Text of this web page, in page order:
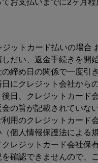
お支払いまでに2ヶ月
ジットカード払いの場合
しだい、返金手続きを開
の締め日の関係で一度引
日にクレジット会社から
後日、クレジットカード
金の旨が記載されていな
利用のクレジットカード
（個人情報保護法による
レジットカード会社保
確認できませんので、